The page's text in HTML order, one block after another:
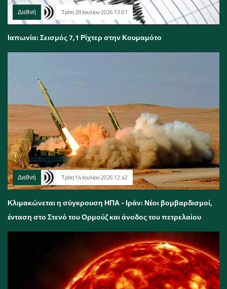
Διεθνή Τρίτη 28 Ιουλίου 2026 13:01
Ιαπωνία: Σεισμός 7,1 Ρίχτερ στην Κουμαμότο
Διεθνή Τρίτη 14 Ιουλίου 2026 12:42
Κλιμακώνεται η σύγκρουση ΗΠΑ - Ιράν: Νέοι βομβαρδισμοί,
ένταση στο Στενό του Ορμούζ και άνοδος του πετρελαίου